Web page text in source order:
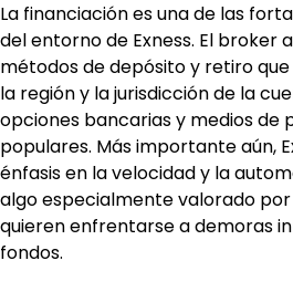
La financiación es una de las
del entorno de Exness. El broker
métodos de depósito y retiro
la región y la jurisdicción de la
opciones bancarias y medios de
populares. Más importante aún,
énfasis en la velocidad y la
algo especialmente valorado
quieren enfrentarse a demoras
fondos.